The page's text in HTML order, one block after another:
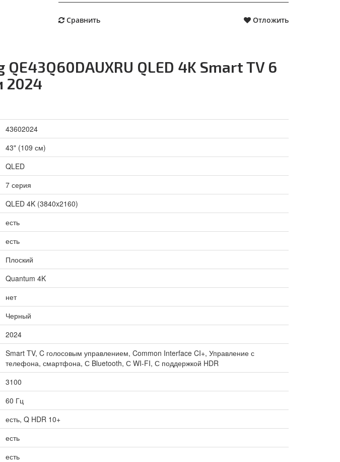
Сравнить Отложить
QLED 4K Smart TV 6
2024
43602024
43" (109 см)
QLED
7 серия
QLED 4K (3840x2160)
есть
есть
Плоский
Quantum 4K
нет
Черный
2024
Smart TV, C голосовым управлением, Common Interface CI+, Управление с
телефона, смартфона, С Bluetooth, С WI-FI, С поддержкой HDR
3100
60 Гц
есть, Q HDR 10+
есть
есть